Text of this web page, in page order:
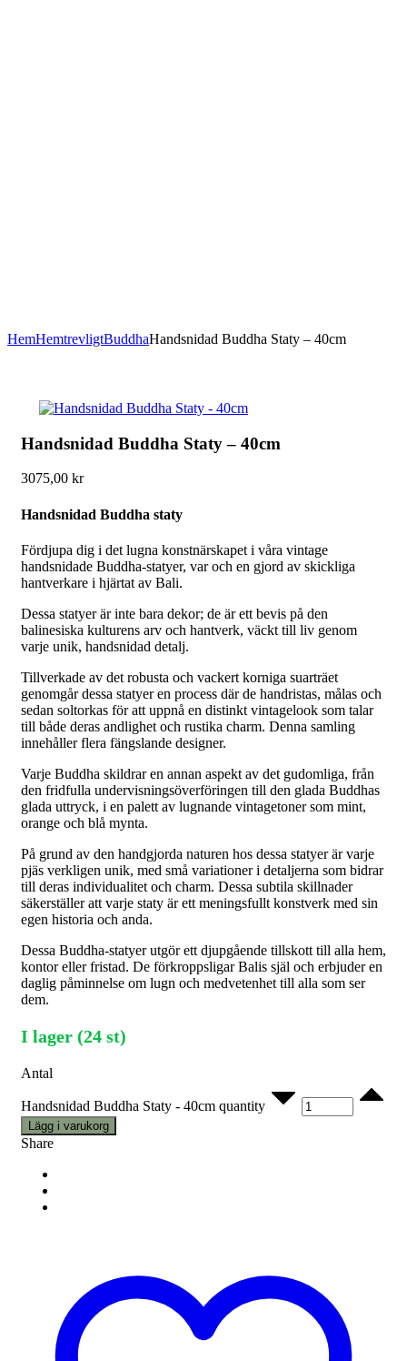
HemHemtrevligtBuddhaHandsnidad Buddha Staty – 40cm
Handsnidad Buddha Staty – 40cm
3075,00 kr
Handsnidad Buddha staty
Fördjupa dig i det lugna konstnärskapet i våra vintage
handsnidade Buddha-statyer, var och en gjord av skickliga
hantverkare i hjärtat av Bali.
Dessa statyer är inte bara dekor; de är ett bevis på den
balinesiska kulturens arv och hantverk, väckt till liv genom
varje unik, handsnidad detalj.
Tillverkade av det robusta och vackert korniga suarträet
genomgår dessa statyer en process där de handristas, målas och
sedan soltorkas för att uppnå en distinkt vintagelook som talar
till både deras andlighet och rustika charm. Denna samling
innehåller flera fängslande designer.
Varje Buddha skildrar en annan aspekt av det gudomliga, från
den fridfulla undervisningsöverföringen till den glada Buddhas
glada uttryck, i en palett av lugnande vintagetoner som mint,
orange och blå mynta.
På grund av den handgjorda naturen hos dessa statyer är varje
pjäs verkligen unik, med små variationer i detaljerna som bidrar
till deras individualitet och charm. Dessa subtila skillnader
säkerställer att varje staty är ett meningsfullt konstverk med sin
egen historia och anda.
Dessa Buddha-statyer utgör ett djupgående tillskott till alla hem,
kontor eller fristad. De förkroppsligar Balis själ och erbjuder en
daglig påminnelse om lugn och medvetenhet till alla som ser
dem.
I lager (24 st)
Antal
Handsnidad Buddha Staty - 40cm quantity
Lägg i varukorg
Share